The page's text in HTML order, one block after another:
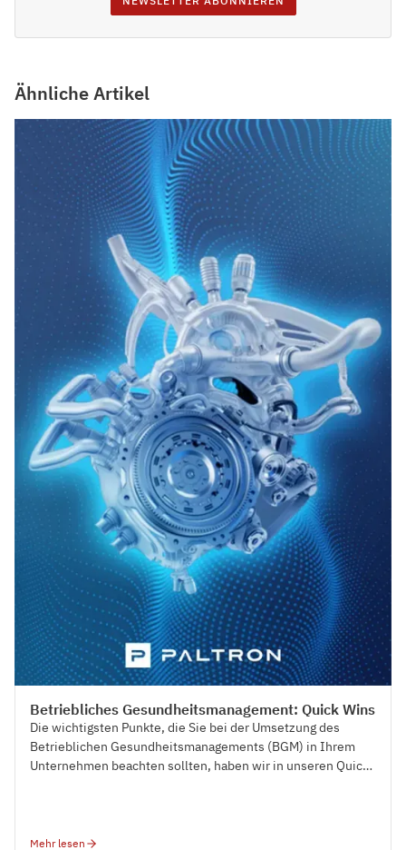
Ähnliche Artikel
Betriebliches Gesundheitsmanagement: Quick Wins
Die wichtigsten Punkte, die Sie bei der Umsetzung des
Betrieblichen Gesundheitsmanagements (BGM) in Ihrem
Unternehmen beachten sollten, haben wir in unseren Quick
Mehr lesen